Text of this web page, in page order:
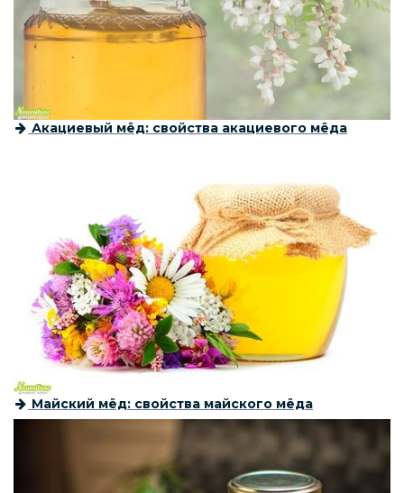
Акациевый мёд: свойства акациевого мёда
Майский мёд: свойства майского мёда